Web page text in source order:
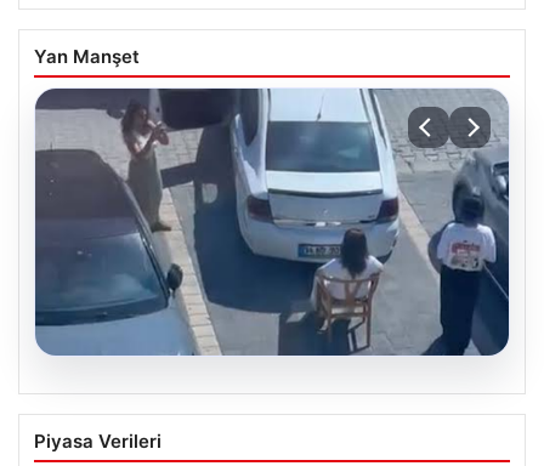
Yan Manşet
05.08.2026
Yalova’da Şaşırtan Engelleme: Kafe
Önüne Park Etmek İsteyen Sürücüye
Piyasa Verileri